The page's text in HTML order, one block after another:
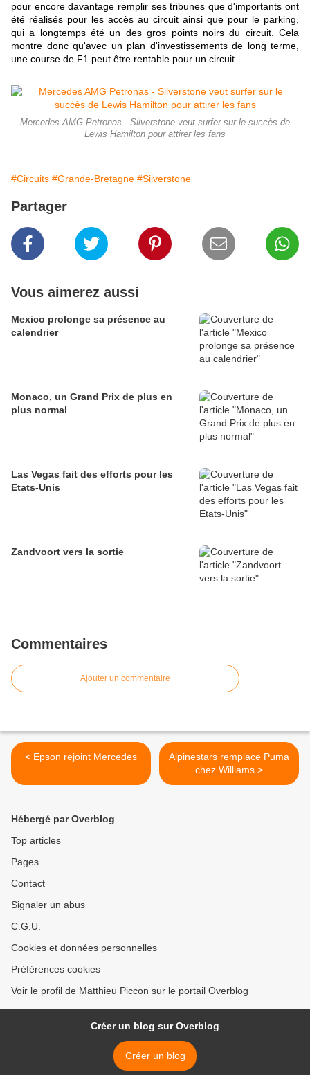
pour encore davantage remplir ses tribunes que d'importants ont
été réalisés pour les accès au circuit ainsi que pour le parking,
qui a longtemps été un des gros points noirs du circuit. Cela
montre donc qu'avec un plan d'investissements de long terme,
une course de F1 peut être rentable pour un circuit.
Mercedes AMG Petronas - Silverstone veut surfer sur le succès de
Lewis Hamilton pour attirer les fans
#Circuits #Grande-Bretagne #Silverstone
Partager
Vous aimerez aussi
Mexico prolonge sa présence au
calendrier
Monaco, un Grand Prix de plus en
plus normal
Las Vegas fait des efforts pour les
Etats-Unis
Zandvoort vers la sortie
Commentaires
Ajouter un commentaire
< Epson rejoint Mercedes
Alpinestars remplace Puma
chez Williams >
Hébergé par Overblog
Top articles
Pages
Contact
Signaler un abus
C.G.U.
Cookies et données personnelles
Préférences cookies
Voir le profil de Matthieu Piccon sur le portail Overblog
Créer un blog sur Overblog
Créer un blog